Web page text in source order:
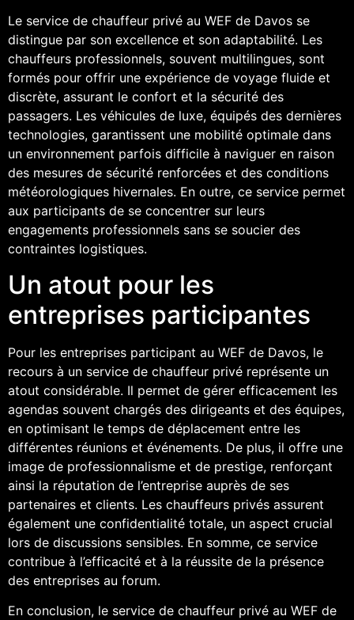
Le service de chauffeur privé au WEF de Davos se
distingue par son excellence et son adaptabilité. Les
chauffeurs professionnels, souvent multilingues, sont
formés pour offrir une expérience de voyage fluide et
discrète, assurant le confort et la sécurité des
passagers. Les véhicules de luxe, équipés des dernières
technologies, garantissent une mobilité optimale dans
un environnement parfois difficile à naviguer en raison
des mesures de sécurité renforcées et des conditions
météorologiques hivernales. En outre, ce service permet
aux participants de se concentrer sur leurs
engagements professionnels sans se soucier des
contraintes logistiques.
Un atout pour les
entreprises participantes
Pour les entreprises participant au WEF de Davos, le
recours à un service de chauffeur privé représente un
atout considérable. Il permet de gérer efficacement les
agendas souvent chargés des dirigeants et des équipes,
en optimisant le temps de déplacement entre les
différentes réunions et événements. De plus, il offre une
image de professionnalisme et de prestige, renforçant
ainsi la réputation de l’entreprise auprès de ses
partenaires et clients. Les chauffeurs privés assurent
également une confidentialité totale, un aspect crucial
lors de discussions sensibles. En somme, ce service
contribue à l’efficacité et à la réussite de la présence
des entreprises au forum.
En conclusion, le service de chauffeur privé au WEF de